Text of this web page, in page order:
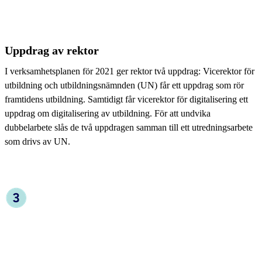
Uppdrag av rektor
I verksamhetsplanen för 2021 ger rektor två uppdrag: Vicerektor för
utbildning och utbildningsnämnden (UN) får ett uppdrag som rör
framtidens utbildning. Samtidigt får vicerektor för digitalisering ett
uppdrag om digitalisering av utbildning. För att undvika
dubbelarbete slås de två uppdragen samman till ett utredningsarbete
som drivs av UN.